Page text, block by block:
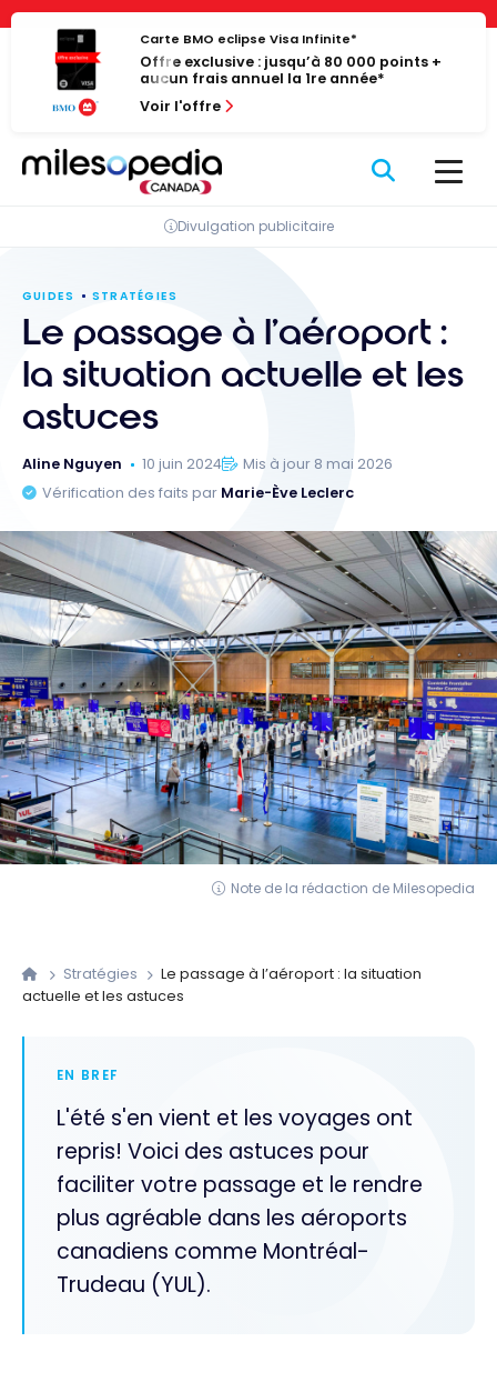
Panneau de gestion des cookies
Passer
contenu
Carte BMO eclipse Visa Infinite*
Offre exclusive : jusqu’à 80 000 points +
aucun frais annuel la 1re année*
Voir l'offre
Divulgation publicitaire
GUIDES STRATÉGIES
Le passage à l’aéroport :
la situation actuelle et les
astuces
Aline Nguyen 10 juin 2024
Mis à jour 8 mai 2026
Vérification des faits par Marie-Ève Leclerc
Note de la rédaction de Milesopedia
Stratégies
Le passage à l’aéroport : la situation
actuelle et les astuces
EN BREF
L'été s'en vient et les voyages ont
repris! Voici des astuces pour
faciliter votre passage et le rendre
plus agréable dans les aéroports
canadiens comme Montréal-
Trudeau (YUL).